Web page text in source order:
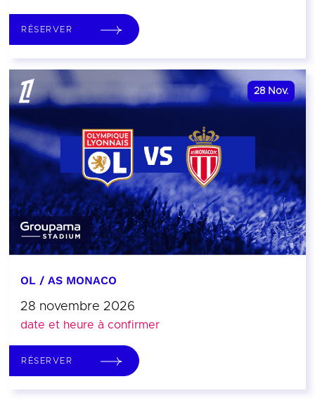
RÉSERVER
28 Nov.
OL / AS MONACO
28 novembre 2026
date et heure à confirmer
RÉSERVER